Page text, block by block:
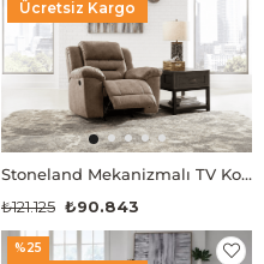
Stoneland Mekanizmalı TV Koltuğu
₺90.843
₺121.125
Ücretsiz Kargo
%25